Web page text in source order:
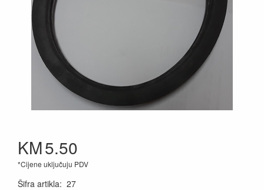
KM5.50
*Cijene uključuju PDV
Šifra artikla: 27